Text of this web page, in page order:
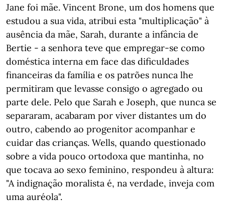
Jane foi mãe. Vincent Brone, um dos homens que
estudou a sua vida, atribui esta "multiplicação" à
ausência da mãe, Sarah, durante a infância de
Bertie - a senhora teve que empregar-se como
doméstica interna em face das dificuldades
financeiras da família e os patrões nunca lhe
permitiram que levasse consigo o agregado ou
parte dele. Pelo que Sarah e Joseph, que nunca se
separaram, acabaram por viver distantes um do
outro, cabendo ao progenitor acompanhar e
cuidar das crianças. Wells, quando questionado
sobre a vida pouco ortodoxa que mantinha, no
que tocava ao sexo feminino, respondeu à altura:
"A indignação moralista é, na verdade, inveja com
uma auréola".